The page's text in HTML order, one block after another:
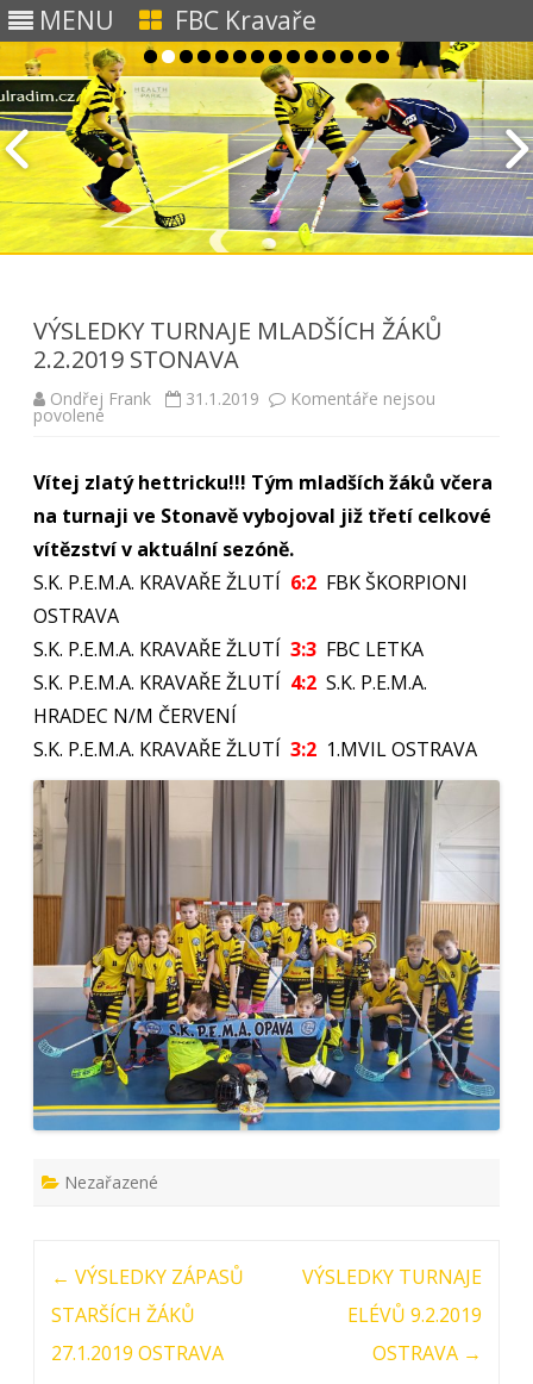
MENU FBC Kravaře
VÝSLEDKY TURNAJE MLADŠÍCH ŽÁKŮ
2.2.2019 STONAVA
Ondřej Frank 31.1.2019 Komentáře nejsou
povolené
VÝSLEDKY
TURNAJE
MLADŠÍCH
ŽÁKŮ
2.2.2019
Vítej zlatý hettricku!!! Tým mladších žáků včera
na turnaji ve Stonavě vybojoval již třetí celkové
vítězství v aktuální sezóně.
S.K. P.E.M.A. KRAVAŘE ŽLUTÍ 6:2 FBK ŠKORPIONI
OSTRAVA
S.K. P.E.M.A. KRAVAŘE ŽLUTÍ 3:3 FBC LETKA
S.K. P.E.M.A. KRAVAŘE ŽLUTÍ 4:2 S.K. P.E.M.A.
HRADEC N/M ČERVENÍ
S.K. P.E.M.A. KRAVAŘE ŽLUTÍ 3:2 1.MVIL OSTRAVA
Nezařazené
Post navigation
← VÝSLEDKY ZÁPASŮ
STARŠÍCH ŽÁKŮ
27.1.2019 OSTRAVA
VÝSLEDKY TURNAJE
ELÉVŮ 9.2.2019
OSTRAVA →